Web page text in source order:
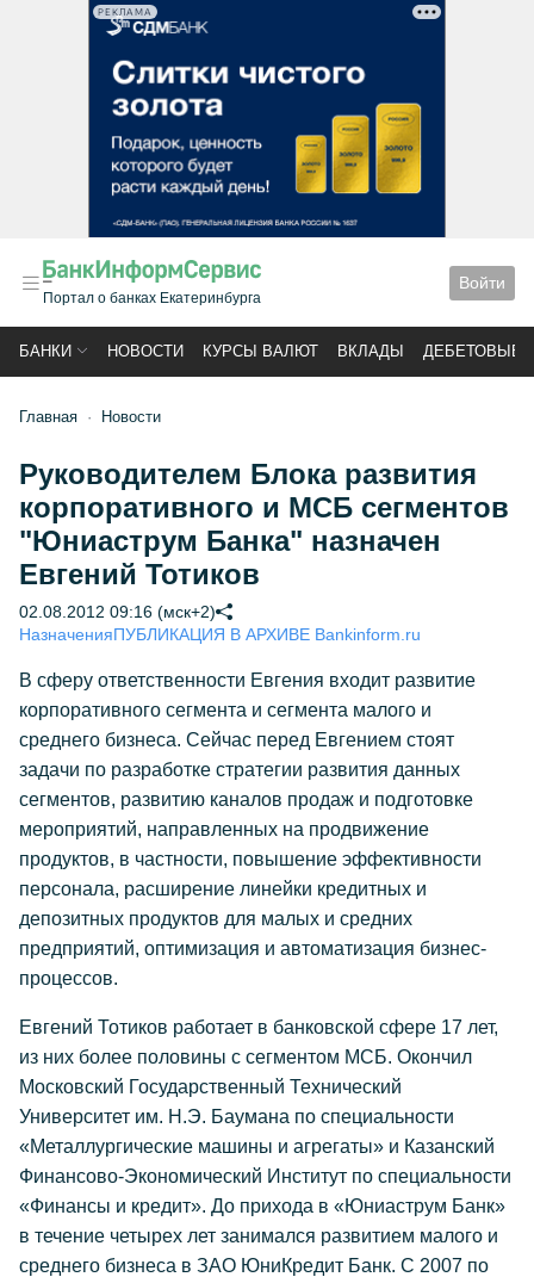
РЕКЛАМА
Портал о банках Екатеринбурга
Войти
БАНКИ НОВОСТИ КУРСЫ ВАЛЮТ ВКЛАДЫ ДЕБЕТОВЫЕ
Главная Новости
Руководителем Блока развития
корпоративного и МСБ сегментов
"Юниаструм Банка" назначен
Евгений Тотиков
02.08.2012 09:16 (мск+2)
НазначенияПУБЛИКАЦИЯ В АРХИВЕ Bankinform.ru
В сферу ответственности Евгения входит развитие
корпоративного сегмента и сегмента малого и
среднего бизнеса. Сейчас перед Евгением стоят
задачи по разработке стратегии развития данных
сегментов, развитию каналов продаж и подготовке
мероприятий, направленных на продвижение
продуктов, в частности, повышение эффективности
персонала, расширение линейки кредитных и
депозитных продуктов для малых и средних
предприятий, оптимизация и автоматизация бизнес-
процессов.
Евгений Тотиков работает в банковской сфере 17 лет,
из них более половины с сегментом МСБ. Окончил
Московский Государственный Технический
Университет им. Н.Э. Баумана по специальности
«Металлургические машины и агрегаты» и Казанский
Финансово-Экономический Институт по специальности
«Финансы и кредит». До прихода в «Юниаструм Банк»
в течение четырех лет занимался развитием малого и
среднего бизнеса в ЗАО ЮниКредит Банк. С 2007 по